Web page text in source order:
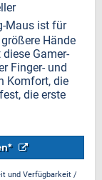
Maus ist für
Hände
Gamer-
Finger- und
Komfort, die
die erste
und Verfügbarkeit /